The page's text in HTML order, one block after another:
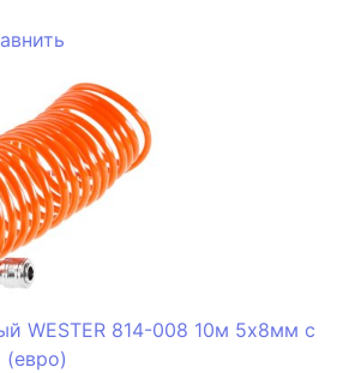
WESTER 814-008 10м 5х8мм с